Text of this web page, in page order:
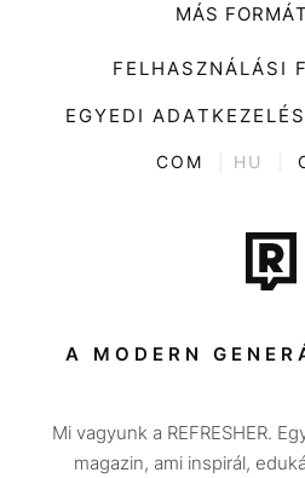
Zene
Divat
Kultúra
ENTR
Tech-
Sport
Utazás
MÁS
FELHASZNÁLÁSI
EGYEDI
COM HU
A MODERN
Mi vagyunk a REFRESHER.
magazin, ami inspirál,